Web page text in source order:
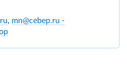
, mn@cebep.ru -